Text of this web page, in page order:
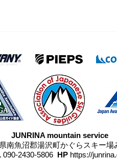
降らなかった四阿山
JUNRINA mountain service
南魚沼郡湯沢町かぐらスキー
090-2430-5806 HP https://